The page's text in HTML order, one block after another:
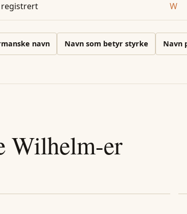
W
navn Navn som betyr styrke Navn
Wilhelm-er